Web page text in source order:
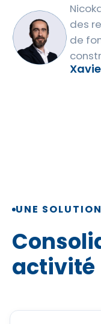
des
de
UNE
activité